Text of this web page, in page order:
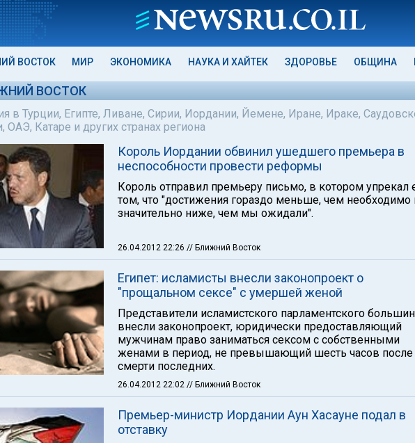
ВОСТОК МИР ЭКОНОМИКА НАУКА И ХАЙТЕК ЗДОРОВЬЕ ОБЩИНА
ВОСТОК
в Турции, Египте, Ливане, Сирии, Иордании, Йемене, Иране, Ираке,
ОАЭ, Катаре и других странах региона
Король Иордании обвинил ушедшего премьера в
неспособности провести реформы
Король отправил премьеру письмо, в котором упрекал
том, что "достижения гораздо меньше, чем необходимо
значительно ниже, чем мы ожидали".
26.04.2012 22:26 // Ближний Восток
Египет: исламисты внесли законопроект о
"прощальном сексе" с умершей женой
Представители исламистского парламентского
внесли законопроект, юридически предоставляющий
мужчинам право заниматься сексом с собственными
женами в период, не превышающий шесть часов после
смерти последних.
26.04.2012 22:02 // Ближний Восток
Премьер-министр Иордании Аун Хасауне подал в
отставку